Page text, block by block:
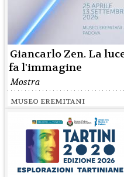
Giancarlo Zen. La
fa l'immagine
Mostra
MUSEO EREMITANI